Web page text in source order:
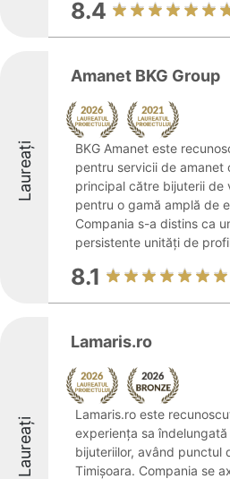
8.4
Laureați
Amanet BKG Group
BKG Amanet este
pentru servicii de amanet
principal către bijuterii de
pentru o gamă amplă de
Compania s-a distins ca
persistente unități de
8.1
Laureați
Lamaris.ro
Lamaris.ro este
experiența sa
bijuteriilor, având punctul
Timișoara. Compania se